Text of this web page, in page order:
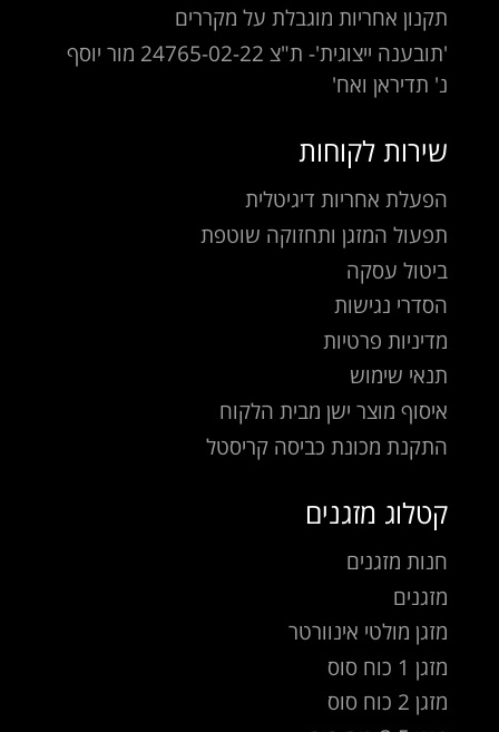
תקנון אחריות מוגבלת על מקררים
'תובענה ייצוגית'- ת"צ 24765-02-22 מור יוסף
נ' תדיראן ואח'
שירות לקוחות
הפעלת אחריות דיגיטלית
תפעול המזגן ותחזוקה שוטפת
ביטול עסקה
הסדרי נגישות
מדיניות פרטיות
תנאי שימוש
איסוף מוצר ישן מבית הלקוח
התקנת מכונת כביסה קריסטל
קטלוג מזגנים
חנות מזגנים
מזגנים
מזגן מולטי אינוורטר
מזגן 1 כוח סוס
מזגן 2 כוח סוס